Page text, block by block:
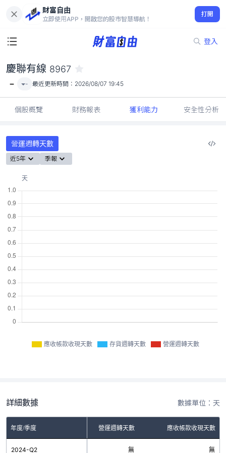
財富自由
立即使用APP，開啟您的股市智慧導航！
打開
登入
-
慶聯有線 8967
- - 最近更新時間： 2026/08/07 19:45
個股概覽 財務報表 獲利能力 安全性分析
營運週轉天數
近5年 季報
應收帳款收現天數 存貨週轉天數 營運週轉天數
詳細數據 數據單位：天
年度/季度
存貨週轉天數 營運週轉天數 應收帳款收現天數
2024-Q2 無 無